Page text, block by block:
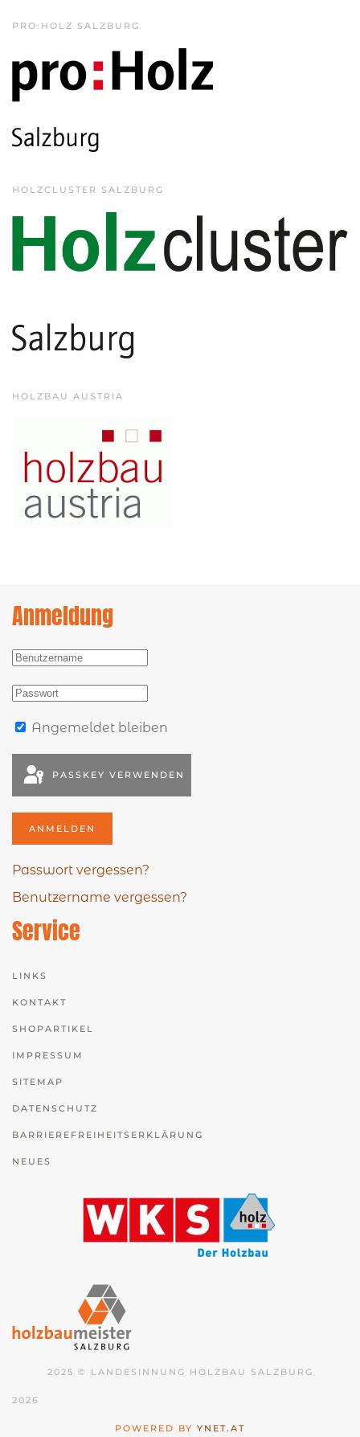
PRO:HOLZ SALZBURG
HOLZCLUSTER SALZBURG
HOLZBAU AUSTRIA
Anmeldung
Angemeldet bleiben
PASSKEY VERWENDEN
ANMELDEN
Passwort vergessen?
Benutzername vergessen?
Service
LINKS
KONTAKT
SHOPARTIKEL
IMPRESSUM
SITEMAP
DATENSCHUTZ
BARRIEREFREIHEITSERKLÄRUNG
NEUES
2025 © LANDESINNUNG HOLZBAU SALZBURG
2026
POWERED BY YNET.AT